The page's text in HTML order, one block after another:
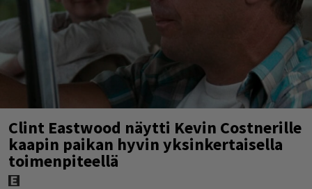
Clint Eastwood näytti Kevin Costnerille
kaapin paikan hyvin yksinkertaisella
toimenpiteellä